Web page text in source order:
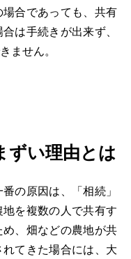
合であっても、共有
は手続きが出来ず、
ません。
ずい理由とは
の原因は、「相続」
を複数の人で共有す
、畑などの農地が共
てきた場合には、大